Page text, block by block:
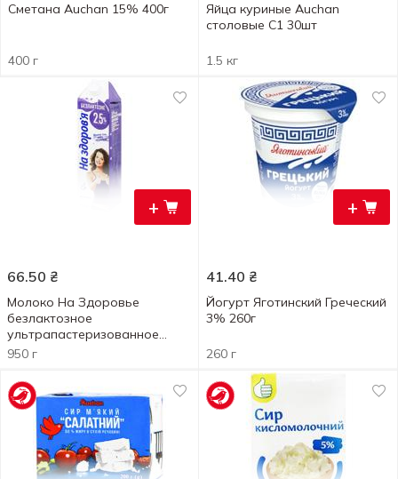
Сметана Auchan 15% 400г
400 г
Яйца куриные Auchan
столовые С1 30шт
1.5 кг
+
66.50 ₴
Молоко На Здоровье
безлактозное
ультрапастеризованное
2,5% 950г
950 г
+
41.40 ₴
Йогурт Яготинский Греческий
3% 260г
260 г